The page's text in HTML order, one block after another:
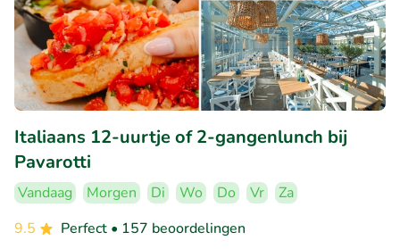
Italiaans 12-uurtje of 2-gangenlunch bij
Pavarotti
Vandaag Morgen Di Wo Do Vr
Za
9.5
Perfect • 157 beoordelingen